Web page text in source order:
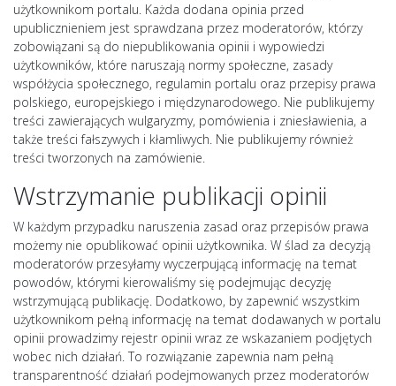
użytkownikom portalu. Każda dodana opinia przed
upublicznieniem jest sprawdzana przez moderatorów, którzy
zobowiązani są do niepublikowania opinii i wypowiedzi
użytkowników, które naruszają normy społeczne, zasady
współżycia społecznego, regulamin portalu oraz przepisy prawa
polskiego, europejskiego i międzynarodowego. Nie publikujemy
treści zawierających wulgaryzmy, pomówienia i zniesławienia, a
także treści fałszywych i kłamliwych. Nie publikujemy również
treści tworzonych na zamówienie.
Wstrzymanie publikacji opinii
W każdym przypadku naruszenia zasad oraz przepisów prawa
możemy nie opublikować opinii użytkownika. W ślad za decyzją
moderatorów przesyłamy wyczerpującą informację na temat
powodów, którymi kierowaliśmy się podejmując decyzję
wstrzymującą publikację. Dodatkowo, by zapewnić wszystkim
użytkownikom pełną informację na temat dodawanych w portalu
opinii prowadzimy rejestr opinii wraz ze wskazaniem podjętych
wobec nich działań. To rozwiązanie zapewnia nam pełną
transparentność działań podejmowanych przez moderatorów